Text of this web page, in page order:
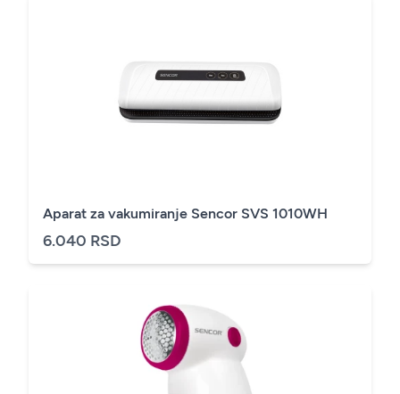
Aparat za vakumiranje Sencor SVS 1010WH
6.040 RSD